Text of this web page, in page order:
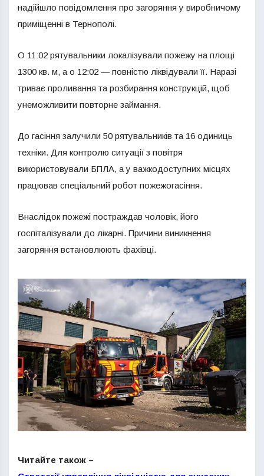
надійшло повідомлення про загоряння у виробничому
приміщенні в Тернополі.
О 11:02 рятувальники локалізували пожежу на площі
1300 кв. м, а о 12:02 — повністю ліквідували її. Наразі
триває проливання та розбирання конструкцій, щоб
унеможливити повторне займання.
До гасіння залучили 50 рятувальників та 16 одиниць
техніки. Для контролю ситуації з повітря
використовували БПЛА, а у важкодоступних місцях
працював спеціальний робот пожежогасіння.
Внаслідок пожежі постраждав чоловік, його
госпіталізували до лікарні. Причини виникнення
загоряння встановлюють фахівці.
Читайте також –